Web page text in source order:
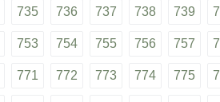
735 736 737 738 739
753 754 755 756 757
771 772 773 774 775